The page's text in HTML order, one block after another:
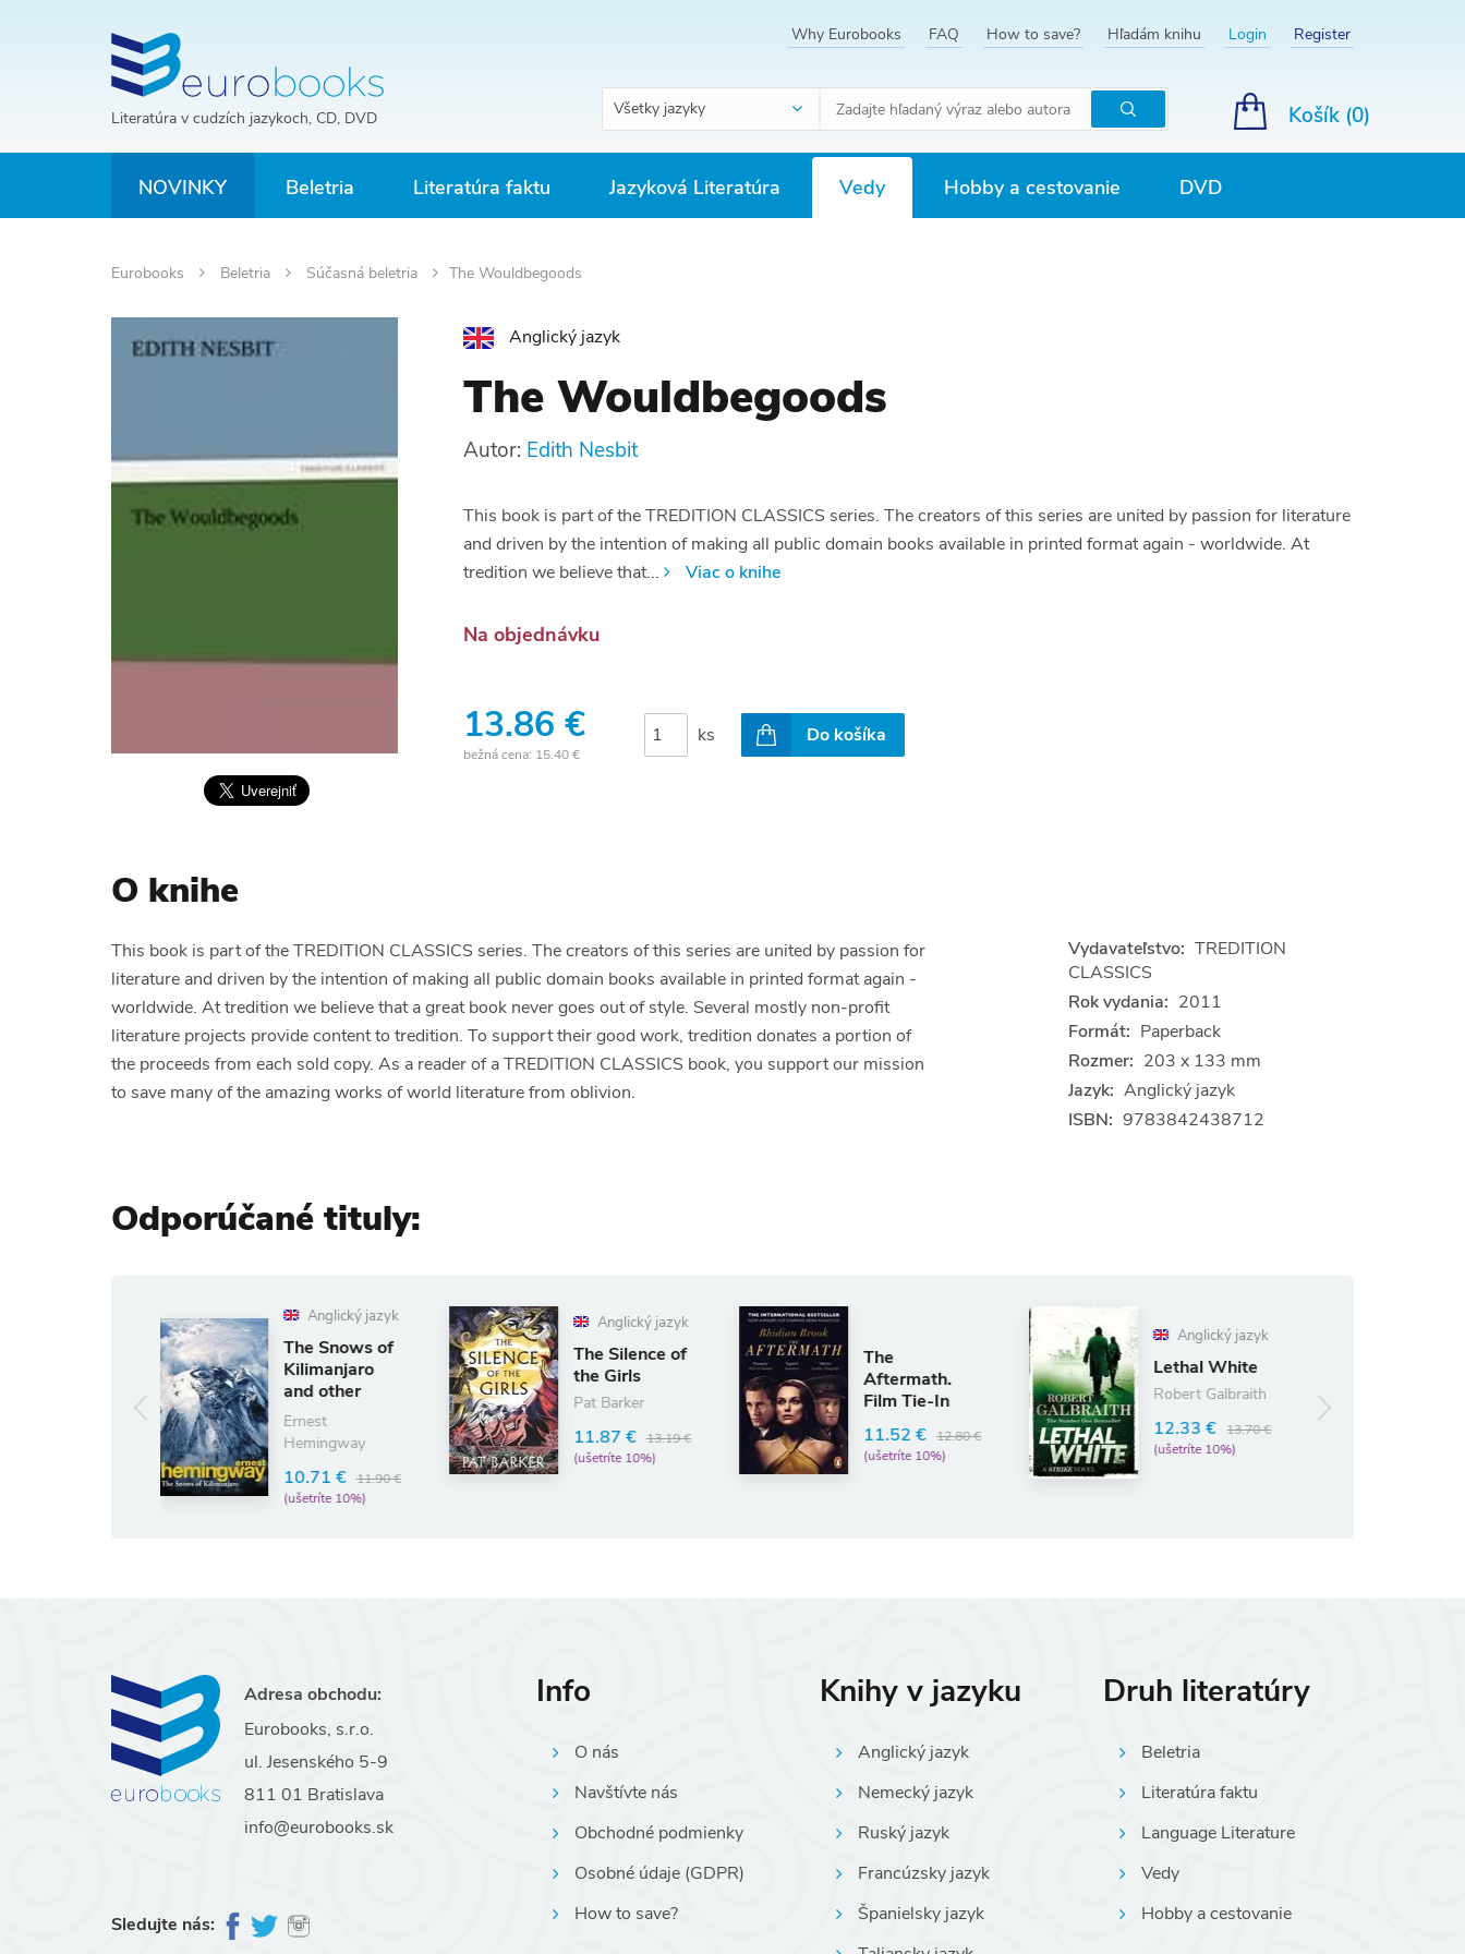
Literatúra v cudzích jazykoch, CD, DVD
Why Eurobooks FAQ How to save? Hľadám knihu Login Register
Všetky jazyky
Hľadať
Košík (0)
NOVINKY Beletria Literatúra faktu Jazyková Literatúra Vedy Hobby a cestovanie DVD
Eurobooks Beletria Súčasná beletria The Wouldbegoods
Anglický jazyk
The Wouldbegoods
Autor: Edith Nesbit
This book is part of the TREDITION CLASSICS series. The creators of this series are united by passion for literature
and driven by the intention of making all public domain books available in printed format again - worldwide. At
tredition we believe that...
Viac o knihe
Na objednávku
13.86 €
bežná cena: 15.40 €
ks Do košíka
O knihe
This book is part of the TREDITION CLASSICS series. The creators of this series are united by passion for
literature and driven by the intention of making all public domain books available in printed format again -
worldwide. At tredition we believe that a great book never goes out of style. Several mostly non-profit
literature projects provide content to tredition. To support their good work, tredition donates a portion of
the proceeds from each sold copy. As a reader of a TREDITION CLASSICS book, you support our mission
to save many of the amazing works of world literature from oblivion.
Vydavateľstvo: TREDITION
CLASSICS
Rok vydania: 2011
Formát: Paperback
Rozmer: 203 x 133 mm
Jazyk: Anglický jazyk
ISBN: 9783842438712
Odporúčané tituly:
Anglický jazyk
The Snows of
Kilimanjaro
and other
Stories
Ernest
Hemingway
10.71 € 11.90 €
(ušetríte 10%)
Anglický jazyk
The Silence of
the Girls
Pat Barker
11.87 € 13.19 €
(ušetríte 10%)
Aftermath.
Film Tie-In
11.52 € 12.80 €
(ušetríte 10%)
Anglický jazyk
Lethal White
Robert Galbraith
12.33 € 13.70 €
(ušetríte 10%)
13.19 €
Adresa obchodu:
Eurobooks, s.r.o.
ul. Jesenského 5-9
811 01 Bratislava
info@eurobooks.sk
Sledujte nás:
Info
O nás
Navštívte nás
Obchodné podmienky
Osobné údaje (GDPR)
How to save?
Knihy v jazyku
Anglický jazyk
Nemecký jazyk
Ruský jazyk
Francúzsky jazyk
Španielsky jazyk
Druh literatúry
Beletria
Literatúra faktu
Language Literature
Vedy
Hobby a cestovanie